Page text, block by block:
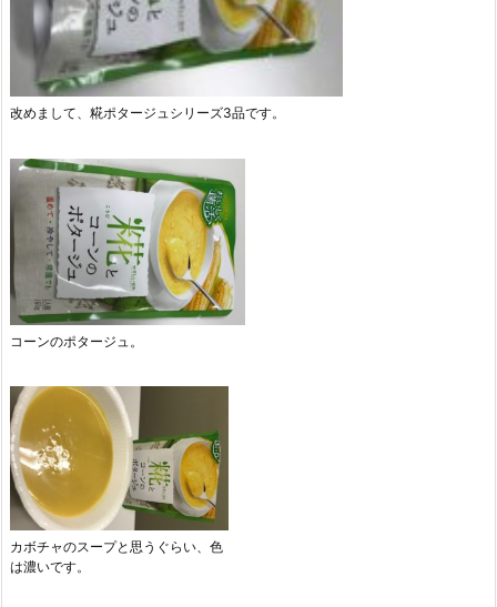
改めまして、糀ポタージュシリーズ3品です。
コーンのポタージュ。
カボチャのスープと思うぐらい、色
は濃いです。